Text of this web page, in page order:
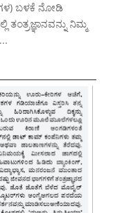
ಬಳಕೆ ನೋಡಿ
ನಿಮ್ಮ